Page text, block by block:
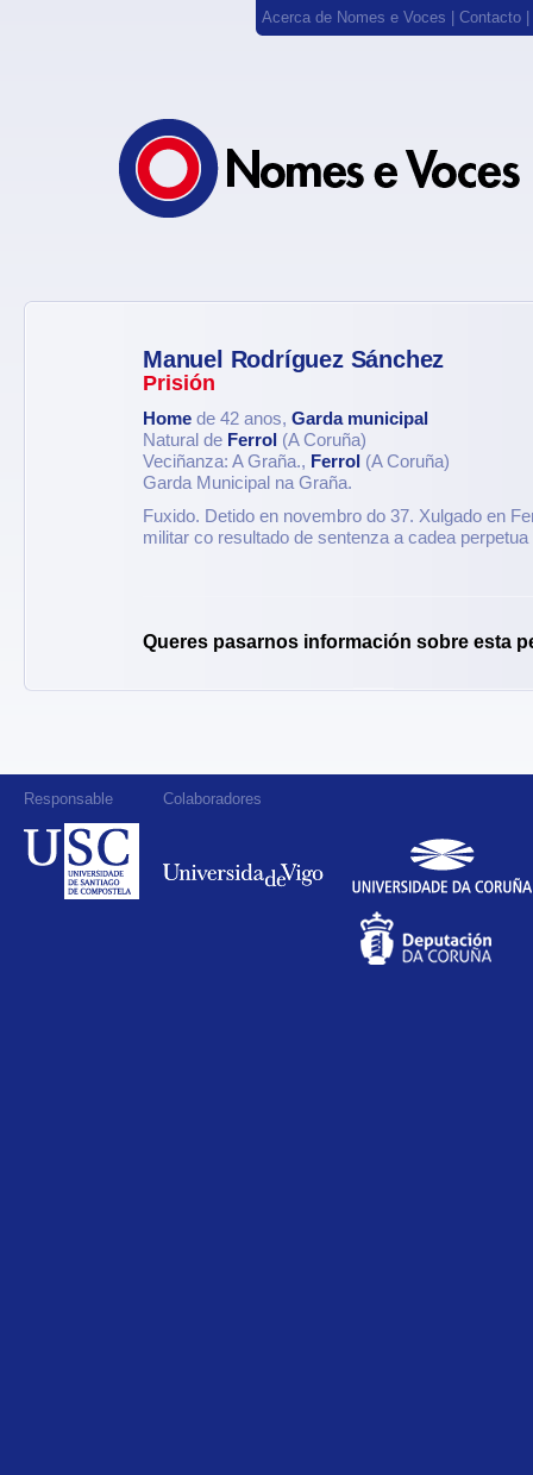
Acerca de Nomes e Voces Contacto
Manuel Rodríguez Sánchez
Prisión
Home de 42 anos, Garda municipal
Natural de Ferrol (A Coruña)
Veciñanza: A Graña., Ferrol (A Coruña)
Garda Municipal na Graña.
Fuxido. Detido en novembro do 37. Xulgado en
militar co resultado de sentenza a cadea perpetua
Queres pasarnos información sobre esta
Responsable Colaboradores